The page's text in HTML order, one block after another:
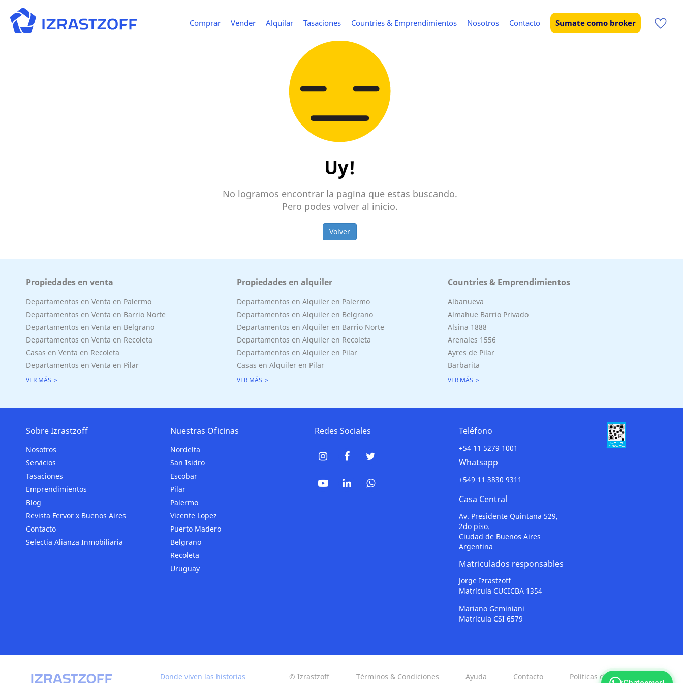
Comprar Vender Alquilar Tasaciones Countries & Emprendimientos Nosotros Contacto Sumate como broker
Uy!
No logramos encontrar la pagina que estas buscando.
Pero podes volver al inicio.
Volver
Propiedades en venta
Departamentos en Venta en Palermo
Departamentos en Venta en Barrio Norte
Departamentos en Venta en Belgrano
Departamentos en Venta en Recoleta
Casas en Venta en Recoleta
Departamentos en Venta en Pilar
VER MÁS
Propiedades en alquiler
Departamentos en Alquiler en Palermo
Departamentos en Alquiler en Belgrano
Departamentos en Alquiler en Barrio Norte
Departamentos en Alquiler en Recoleta
Departamentos en Alquiler en Pilar
Casas en Alquiler en Pilar
VER MÁS
Countries & Emprendimientos
Albanueva
Almahue Barrio Privado
Alsina 1888
Arenales 1556
Ayres de Pilar
Barbarita
VER MÁS
Sobre Izrastzoff
Nosotros
Servicios
Tasaciones
Emprendimientos
Blog
Revista Fervor x Buenos Aires
Contacto
Selectia Alianza Inmobiliaria
Nuestras Oficinas
Nordelta
San Isidro
Escobar
Pilar
Palermo
Vicente Lopez
Puerto Madero
Belgrano
Recoleta
Uruguay
Redes Sociales Teléfono
+54 11 5279 1001
Whatsapp
+549 11 3830 9311
Casa Central
Av. Presidente Quintana 529,
2do piso.
Ciudad de Buenos Aires
Argentina
Matriculados responsables
Jorge Izrastzoff
Matrícula CUCICBA 1354
Mariano Geminiani
Matrícula CSI 6579
© Izrastzoff Términos & Condiciones Ayuda Contacto Políticas de Privacidad
Donde viven las historias